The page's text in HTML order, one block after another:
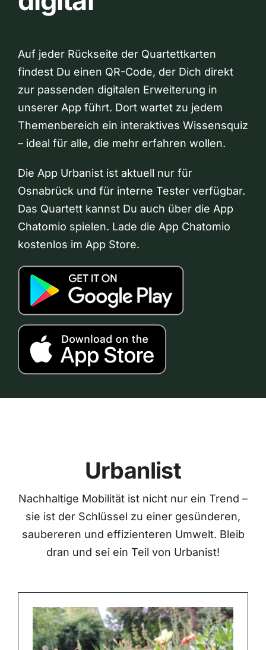
Auf jeder Rückseite der Quartettkarten
findest Du einen QR-Code, der Dich direkt
zur passenden digitalen Erweiterung in
unserer App führt. Dort wartet zu jedem
Themenbereich ein interaktives Wissensquiz
– ideal für alle, die mehr erfahren wollen.
Die App Urbanist ist aktuell nur für
Osnabrück und für interne Tester verfügbar.
Das Quartett kannst Du auch über die App
Chatomio spielen. Lade die App Chatomio
kostenlos im App Store.
Urbanlist
Nachhaltige Mobilität ist nicht nur ein Trend –
sie ist der Schlüssel zu einer gesünderen,
saubereren und effizienteren Umwelt. Bleib
dran und sei ein Teil von Urbanist!